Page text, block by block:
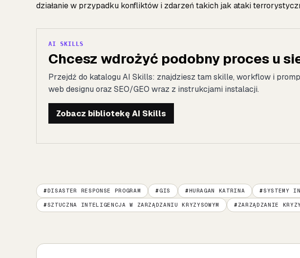
działanie w przypadku konfliktów i zdarzeń takich jak ataki
AI SKILLS
Chcesz wdrożyć podobny proces u
Przejdź do katalogu AI Skills: znajdziesz tam skille, workflow i
web designu oraz SEO/GEO wraz z instrukcjami instalacji.
Zobacz bibliotekę AI Skills
DISASTER RESPONSE PROGRAM GIS HURAGAN KATRINA SYSTEMY
SZTUCZNA INTELIGENCJA W ZARZĄDZANIU KRYZYSOWYM ZARZĄDZANIE